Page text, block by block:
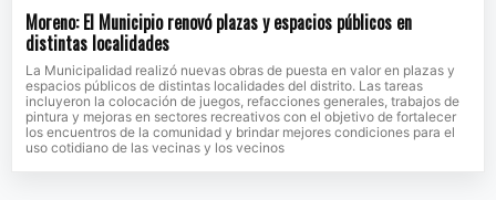
Moreno: El Municipio renovó plazas y espacios públicos en
distintas localidades
La Municipalidad realizó nuevas obras de puesta en valor en plazas y
espacios públicos de distintas localidades del distrito. Las tareas
incluyeron la colocación de juegos, refacciones generales, trabajos de
pintura y mejoras en sectores recreativos con el objetivo de fortalecer
los encuentros de la comunidad y brindar mejores condiciones para el
uso cotidiano de las vecinas y los vecinos